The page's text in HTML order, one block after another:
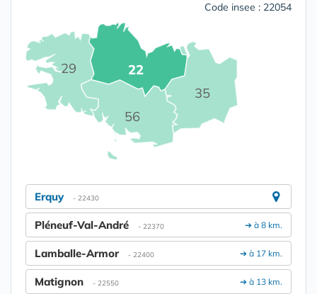
Code insee : 22054
22
29
35
56
Erquy - 22430
➔ à 8 km.
Pléneuf-Val-André - 22370
➔ à 17 km.
Lamballe-Armor - 22400
➔ à 13 km.
Matignon - 22550